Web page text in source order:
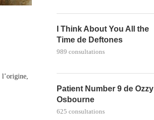
l’origine,
I Think About You All the
Time de Deftones
989 consultations
Patient Number 9 de Ozzy
Osbourne
625 consultations